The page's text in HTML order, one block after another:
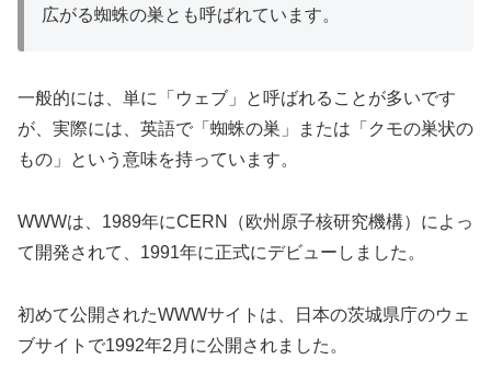
広がる蜘蛛の巣とも呼ばれています。
一般的には、単に「ウェブ」と呼ばれることが多いです
が、実際には、英語で「蜘蛛の巣」または「クモの巣状の
もの」という意味を持っています。
WWWは、1989年にCERN（欧州原子核研究機構）によっ
て開発されて、1991年に正式にデビューしました。
初めて公開されたWWWサイトは、日本の茨城県庁のウェ
ブサイトで1992年2月に公開されました。